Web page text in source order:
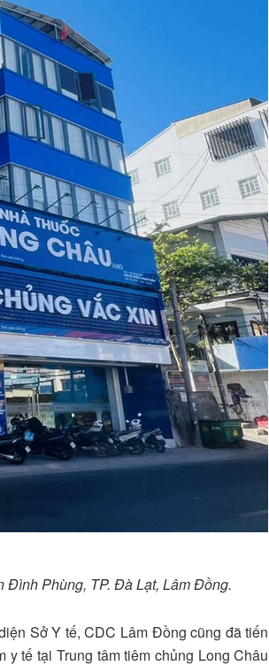
Đình Phùng, TP. Đà Lạt, Lâm Đồng.
Sở Y tế, CDC Lâm Đồng cũng đã tiến
tế tại Trung tâm tiêm chủng Long Châu